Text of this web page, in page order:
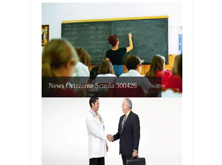
News Orizzonte Scuola 300426